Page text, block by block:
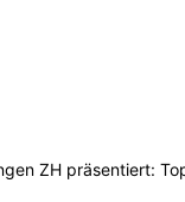
ZH präsentiert: